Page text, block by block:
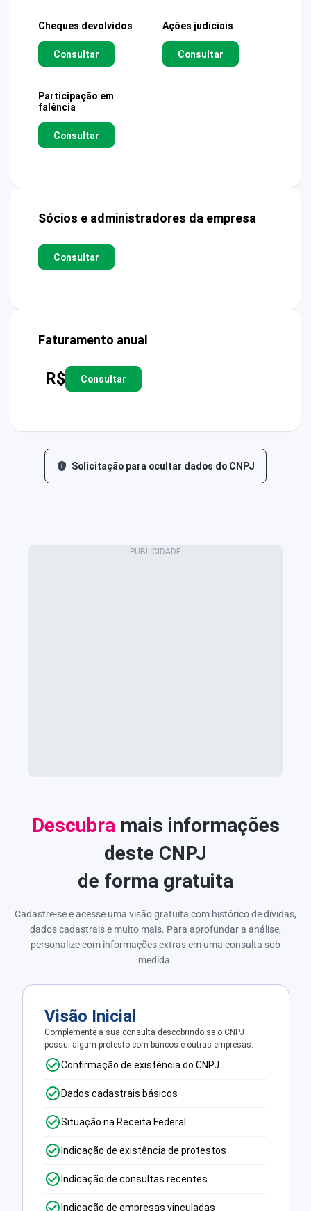
Cheques devolvidos
Consultar
Ações judiciais
Consultar
Participação em
falência
Consultar
Sócios e administradores da empresa
Consultar
Faturamento anual
R$ Consultar
Solicitação para ocultar dados do CNPJ
Descubra mais informações
deste CNPJ
de forma gratuita
Cadastre-se e acesse uma visão gratuita com histórico de dívidas,
dados cadastrais e muito mais. Para aprofundar a análise,
personalize com informações extras em uma consulta sob
medida.
Visão Inicial
Complemente a sua consulta descobrindo se o CNPJ
possui algum protesto com bancos e outras empresas.
Confirmação de existência do CNPJ
Dados cadastrais básicos
Situação na Receita Federal
Indicação de existência de protestos
Indicação de consultas recentes
Indicação de empresas vinculadas